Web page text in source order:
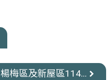
楊梅區及新屋區114...